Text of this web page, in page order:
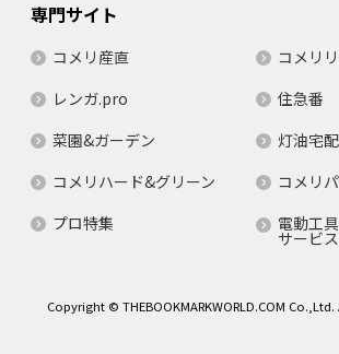
専門サイト
コメリ産直
コメリ
レンガ.pro
住急番
菜園&ガーデン
灯油宅配
コメリハード&グリーン
コメリ
プロ特集
電動工
サービス
Copyright © THEBOOKMARKWORLD.COM